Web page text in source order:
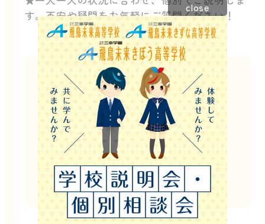
す。不安や疑問をお気軽にご質問ください！
このイベントは終了しました。
他にもたくさんのイベントを開催しています。
お電話でのご案内も可能ですので
お気軽にお問い合わせください！
お電話でのお問い合わせはこちら
022-292-0058
close